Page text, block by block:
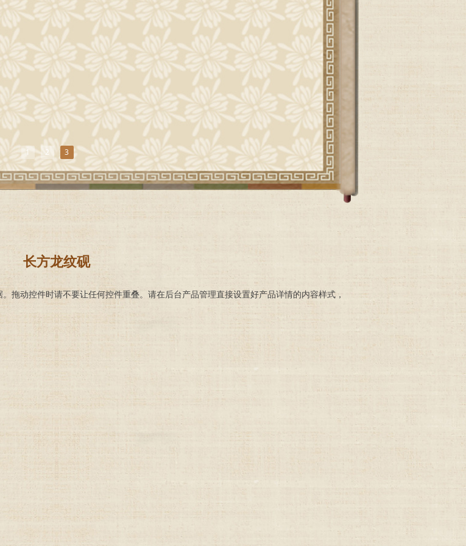
1 2 3
长方龙纹砚
拖动控件时请不要让任何控件重叠。请在后台产品管理直接设置好产品详情的内容样式，